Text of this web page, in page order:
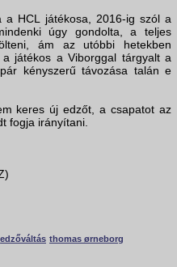
a HCL játékosa, 2016-ig szól a
úgy gondolta, a teljes
ám az utóbbi hetekben
játékos a Viborggal tárgyalt a
kényszerű távozása talán e
keres új edzőt, a csapatot az
fogja irányítani.
edzőváltás thomas ørneborg